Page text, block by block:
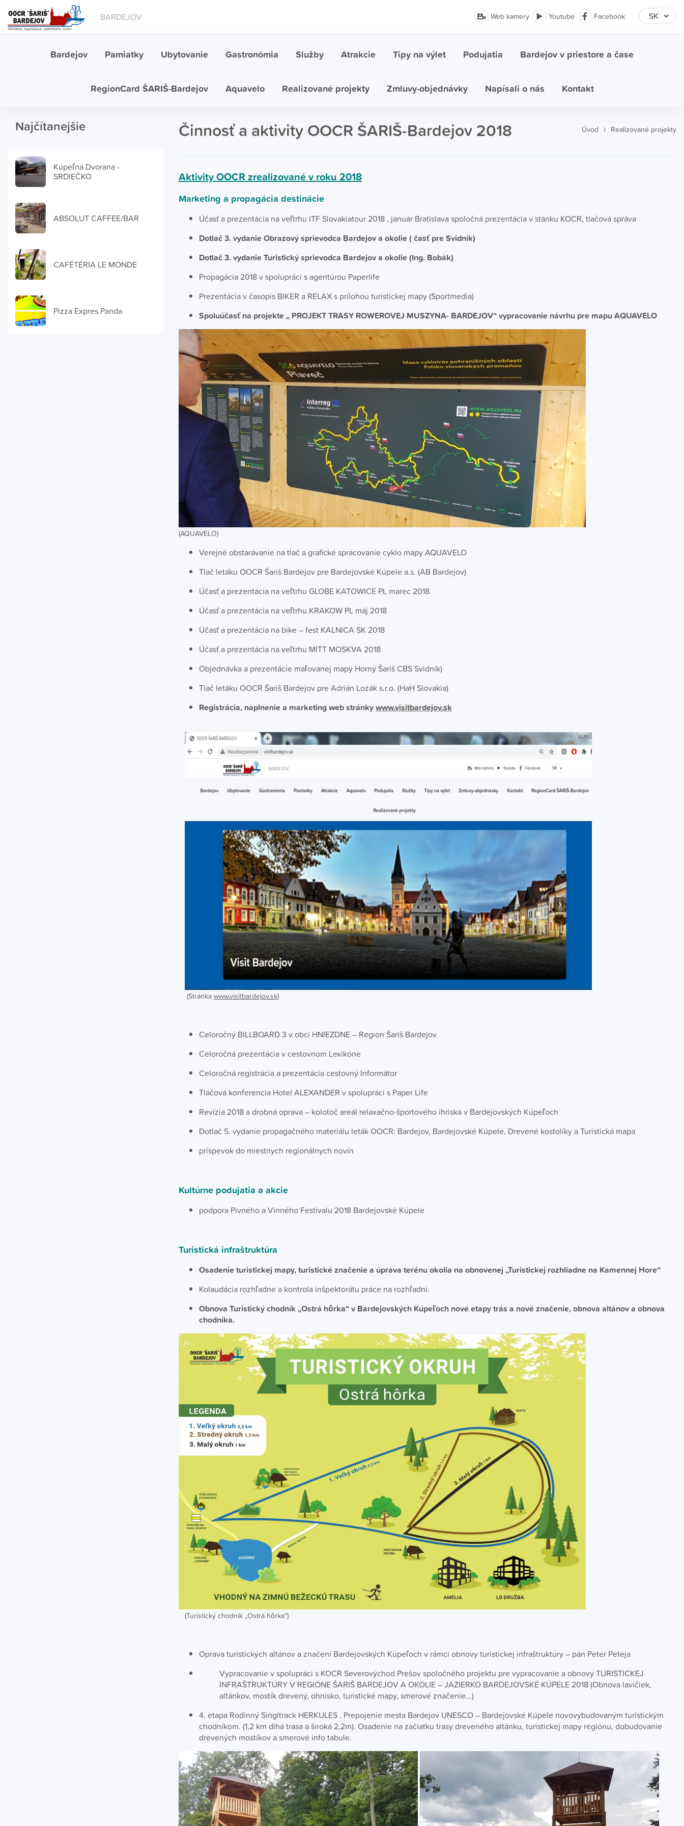
BARDEJOV Web kamery Youtube Facebook
Bardejov Pamiatky Ubytovanie Gastronómia Služby Atrakcie Tipy na výlet Podujatia Bardejov v priestore a čase
RegionCard ŠARIŠ-Bardejov Aquavelo Realizované projekty Zmluvy-objednávky Napísali o nás Kontakt
Najčítanejšie
Kúpeľná Dvorana -
SRDIEČKO
ABSOLUT CAFFEE/BAR
CAFÉTÉRIA LE MONDE
Pizza Expres Panda
Úvod Realizované projekty
Činnosť a aktivity OOCR ŠARIŠ-Bardejov 2018
Aktivity OOCR zrealizované v roku 2018
Marketing a propagácia destinácie
Účasť a prezentácia na veľtrhu ITF Slovakiatour 2018 , január Bratislava spoločná prezentácia v stánku KOCR, tlačová správa
Dotlač 3. vydanie Obrazový sprievodca Bardejov a okolie ( časť pre Svidník)
Dotlač 3. vydanie Turistický sprievodca Bardejov a okolie (Ing. Bobák)
Propagácia 2018 v spolupráci s agentúrou Paperlife
Prezentácia v časopis BIKER a RELAX s prílohou turistickej mapy (Sportmedia)
Spoluúčasť na projekte „ PROJEKT TRASY ROWEROVEJ MUSZYNA- BARDEJOV“ vypracovanie návrhu pre mapu AQUAVELO
(AQUAVELO)
Verejné obstarávanie na tlač a grafické spracovanie cyklo mapy AQUAVELO
Tlač letáku OOCR Šariš Bardejov pre Bardejovské Kúpele a.s. (AB Bardejov)
Účasť a prezentácia na veľtrhu GLOBE KATOWICE PL marec 2018
Účasť a prezentácia na veľtrhu KRAKOW PL máj 2018
Účasť a prezentácia na bike – fest KALNICA SK 2018
Účasť a prezentácia na veľtrhu MITT MOSKVA 2018
Objednávka a prezentácie maľovanej mapy Horný Šariš CBS Svidník)
Tlač letáku OOCR Šariš Bardejov pre Adrián Lozák s.r.o. (HaH Slovakia)
Registrácia, naplnenie a marketing web stránkywww.visitbardejov.sk
(Stránka www.visitbardejov.sk)
Celoročný BILLBOARD 3 v obci HNIEZDNE – Region Šariš Bardejov
Celoročná prezentácia v cestovnom Lexikóne
Celoročná registrácia a prezentácia cestovný Informátor
Tlačová konferencia Hotel ALEXANDER v spolupráci s Paper Life
Revízia 2018 a drobná oprava – kolotoč areál relaxačno-športového ihriska v Bardejovských Kúpeľoch
Dotlač 5. vydanie propagačného materiálu leták OOCR: Bardejov, Bardejovské Kúpele, Drevené kostolíky a Turistická mapa
príspevok do miestnych regionálnych novín
Kultúrne podujatia a akcie
podpora Pivného a Vinného Festivalu 2018 Bardejovské Kúpele
Turistická infraštruktúra
Osadenie turistickej mapy, turistické značenie a úprava terénu okolia na obnovenej „Turistickej rozhliadne na Kamennej Hore“
Kolaudácia rozhľadne a kontrola inšpektorátu práce na rozhľadni.
Obnova Turistický chodník „Ostrá hôrka“ v Bardejovských Kúpeľoch nové etapy trás a nové značenie, obnova altánov a obnova
chodníka.
(Turistický chodník „Ostrá hôrka“)
Oprava turistických altánov a značení Bardejovských Kúpeľoch v rámci obnovy turistickej infraštruktúry – pán Peter Peteja
Vypracovanie v spolupráci s KOCR Severovýchod Prešov spoločného projektu pre vypracovanie a obnovy TURISTICKEJ
INFRAŠTRUKTÚRY V REGIÓNE ŠARIŠ BARDEJOV A OKOLIE – JAZIERKO BARDEJOVSKÉ KÚPELE 2018 (Obnova lavičiek,
altánkov, mostík drevený, ohnisko, turistické mapy, smerové značenie...)
4. etapa Rodinný Singltrack HERKULES . Prepojenie mesta Bardejov UNESCO – Bardejovské Kúpele novovybudovaným turistickým
chodníkom. (1,2 km dlhá trasa a široká 2,2m). Osadenie na začiatku trasy dreveného altánku, turistickej mapy regiónu, dobudovanie
drevených mostíkov a smerové info tabule.